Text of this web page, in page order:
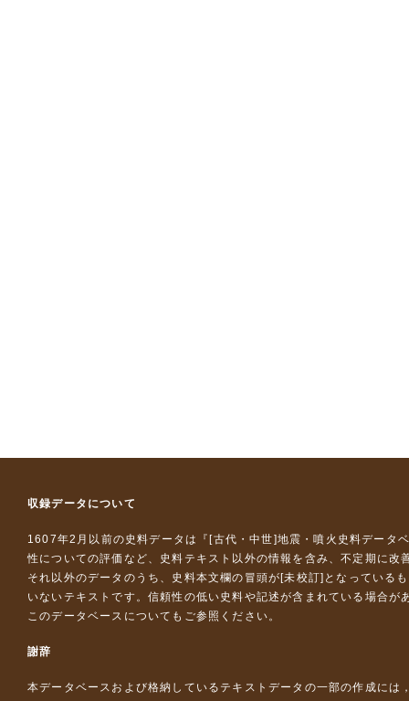
収録データについて
1607年2月以前の史料データは『 [古代・中世]地震・噴火史料データ
性についての評価など、史料テキスト以外の情報を含み、不定期に改
それ以外のデータのうち、史料本文欄の冒頭が[未校訂]となっている
いないテキストです。信頼性の低い史料や記述が含まれている場合が
このデータベースについて もご参照ください。
謝辞
本データベースおよび格納しているテキストデータの一部の作成には